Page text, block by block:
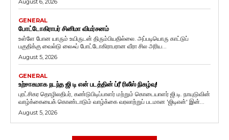
GENERAL
போட்டோகிராபர் சினிமா விமர்சனம்
உள்ளே போன யாரும் உயிருடன் திரும்பியதில்லை. அப்படியொரு காட்டுப்
பகுதிக்கு வைல்டு லைஃப் போட்டோகிராபரான வீரா சில அரிய...
August 5, 2026
GENERAL
உற்சாகமாக நடந்த ஜி டி என் படத்தின் ப்ரீ ரிலீஸ் நிகழ்வு!
புரட்சிகர தொழிலதிபர், கண்டுபிடிப்பாளர் மற்றும் கொடையாளர் ஜி.டி. நாயுடுவின்
வாழ்க்கையைக் கொண்டாடும் வாழ்க்கை வரலாற்றுப் படமான 'ஜிடிஎன்' இன்...
August 5, 2026